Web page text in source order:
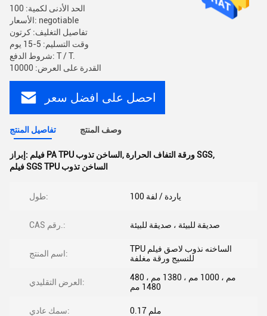
الحد الأدنى لكمية: 100
الأسعار: negotiable
تفاصيل التغليف: كرتون
وقت التسليم: 5-15 يوم
شروط الدفع: T / T.
القدرة على العرض: 10000
احصل على افضل سعر
تفاصيل المنتج وصف المنتج
إبراز: فيلم PA TPU الساخن تذوب , ورقة التفاف الحرارة SGS,
فيلم SGS TPU الساخن تذوب
طول: 100 ياردة / لفة
CAS رقم.: صديقة للبيئة ، صديقة للبيئة
اسم المنتج:
TPU الساخنه نذوب لاصق فيلم
للنسيج ورقة مغلفة
العرض التقليدي:
480 مم ، 1000 مم ، 1380 مم ،
1480 مم
سمك عادي: 0.17 ملم